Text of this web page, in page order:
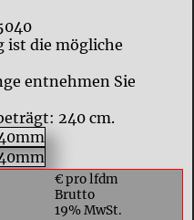
ist die mögliche
entnehmen Sie
240 cm.
€ pro lfdm
Brutto
19% MwSt.